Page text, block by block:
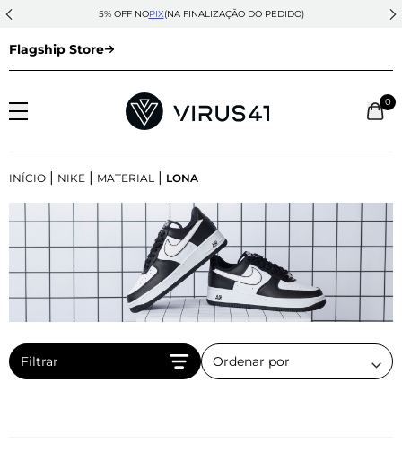
5% OFF NOPIX(NA FINALIZAÇÃO DO PEDIDO)
Flagship Store
0
INÍCIO | NIKE | MATERIAL | LONA
Filtrar